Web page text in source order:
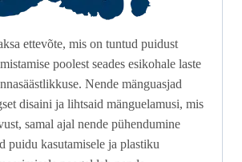
ettevõte, mis on tuntud puidust
poolest seades esikohale laste
Nende mänguasjad
disaini ja lihtsaid mänguelamusi, mis
samal ajal nende pühendumine
puidu kasutamisele ja plastiku